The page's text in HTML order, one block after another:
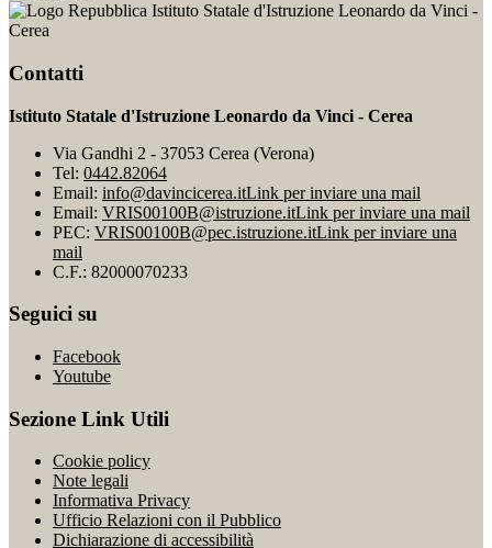
Istituto Statale d'Istruzione Leonardo da Vinci -
Cerea
Contatti
Istituto Statale d'Istruzione Leonardo da Vinci - Cerea
Via Gandhi 2 - 37053 Cerea (Verona)
Tel: 0442.82064
Email: info@davincicerea.itLink per inviare una mail
Email: VRIS00100B@istruzione.itLink per inviare una mail
PEC: VRIS00100B@pec.istruzione.itLink per inviare una
mail
C.F.: 82000070233
Seguici su
Facebook
Youtube
Sezione Link Utili
Cookie policy
Note legali
Informativa Privacy
Ufficio Relazioni con il Pubblico
Dichiarazione di accessibilità